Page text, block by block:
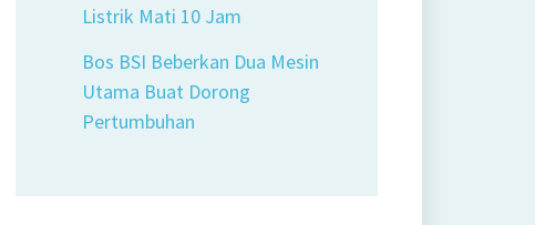
Listrik Mati 10 Jam
Bos BSI Beberkan Dua Mesin
Utama Buat Dorong
Pertumbuhan